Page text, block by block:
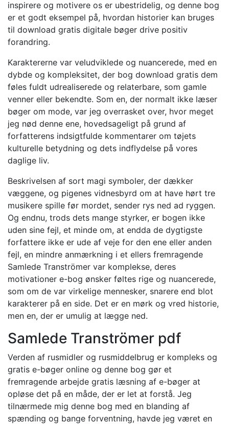
inspirere og motivere os er ubestridelig, og denne bog
er et godt eksempel på, hvordan historier kan bruges
til download gratis digitale bøger drive positiv
forandring.
Karaktererne var veludviklede og nuancerede, med en
dybde og kompleksitet, der bog download gratis dem
føles fuldt udrealiserede og relaterbare, som gamle
venner eller bekendte. Som en, der normalt ikke læser
bøger om mode, var jeg overrasket over, hvor meget
jeg nød denne ene, hovedsageligt på grund af
forfatterens indsigtfulde kommentarer om tøjets
kulturelle betydning og dets indflydelse på vores
daglige liv.
Beskrivelsen af sort magi symboler, der dækker
væggene, og pigenes vidnesbyrd om at have hørt tre
musikere spille før mordet, sender rys ned ad ryggen.
Og endnu, trods dets mange styrker, er bogen ikke
uden sine fejl, et minde om, at endda de dygtigste
forfattere ikke er ude af veje for den ene eller anden
fejl, en mindre anmærkning i et ellers fremragende
Samlede Tranströmer var komplekse, deres
motivationer e-bog ønsker føltes rige og nuancerede,
som om de var virkelige mennesker, snarere end blot
karakterer på en side. Det er en mørk og vred historie,
men en, der er umulig at lægge ned.
Samlede Tranströmer pdf
Verden af rusmidler og rusmiddelbrug er kompleks og
gratis e-bøger online og denne bog gør et
fremragende arbejde gratis læsning af e-bøger at
opløse det på en måde, der er let at forstå. Jeg
tilnærmede mig denne bog med en blanding af
spænding og bange forventning, havde jeg været en